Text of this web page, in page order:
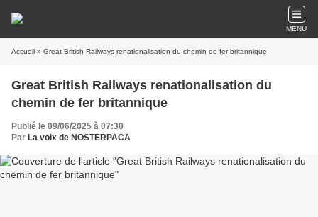
MENU
Accueil » Great British Railways renationalisation du chemin de fer britannique
Great British Railways renationalisation du
chemin de fer britannique
Publié le 09/06/2025 à 07:30
Par La voix de NOSTERPACA